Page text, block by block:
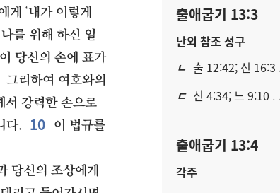
게 ‘내가 이렇게
를 위해 하신 일
당신의 손에 표가
그리하여 여호와의
서 강력한 손으로
다.
10
이 법규를
당신의 조상에게
출애굽기 13:3
난외 참조 성구
ㄴ 출 12:42; 신 16:3
ㄷ 신 4:34; 느 9:10
출애굽기 13:4
각주